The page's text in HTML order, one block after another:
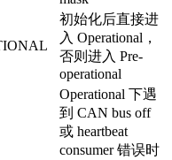
初始化后直接进
入 Operational，
否则进入 Pre-
operational
Operational 下遇
到 CAN bus off
或 heartbeat
consumer 错误时